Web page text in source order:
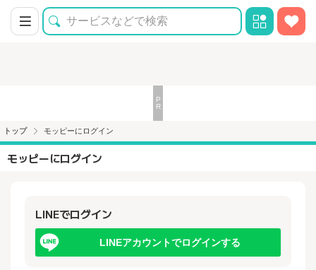
トップ モッピーにログイン
モッピーにログイン
LINEでログイン
LINEアカウントでログインする